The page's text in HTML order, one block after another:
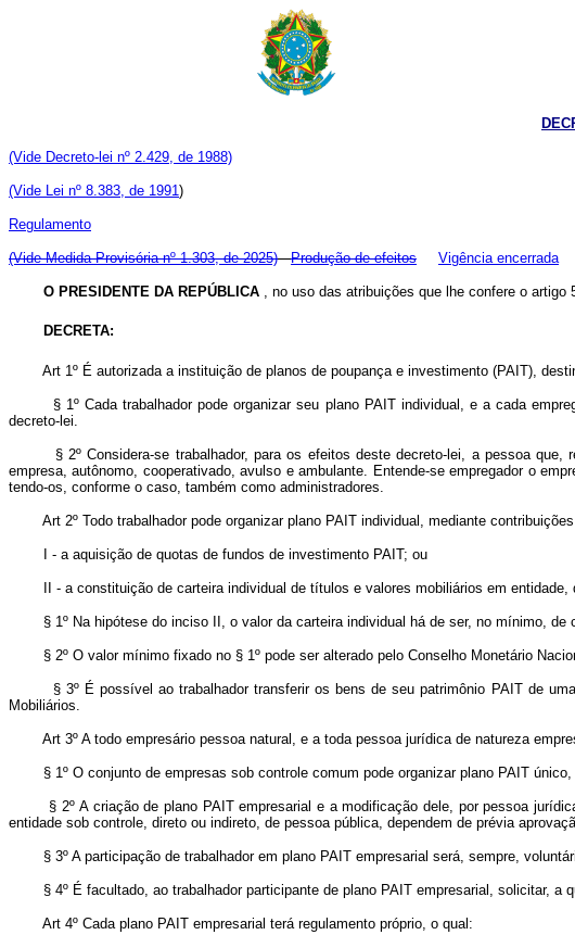
(Vide Decreto-lei nº 2.429, de 1988)
(Vide Lei nº 8.383, de 1991)
Regulamento
(Vide Medida Provisória nº 1.303, de 2025) Produção de efeitos Vigência encerrada
O PRESIDENTE DA REPÚBLICA , no uso das atribuições que lhe confere o artigo
DECRETA:
Art 1º É autorizada a instituição de planos de poupança e investimento (PAIT),
§ 1º Cada trabalhador pode organizar seu plano PAIT individual, e a cada
decreto-lei.
§ 2º Considera-se trabalhador, para os efeitos deste decreto-lei, a pessoa que,
empresa, autônomo, cooperativado, avulso e ambulante. Entende-se empregador o
tendo-os, conforme o caso, também como administradores.
Art 2º Todo trabalhador pode organizar plano PAIT individual, mediante
I - a aquisição de quotas de fundos de investimento PAIT; ou
II - a constituição de carteira individual de títulos e valores mobiliários em entidade,
§ 1º Na hipótese do inciso II, o valor da carteira individual há de ser, no mínimo, de
§ 2º O valor mínimo fixado no § 1º pode ser alterado pelo Conselho Monetário
§ 3º É possível ao trabalhador transferir os bens de seu patrimônio PAIT de uma
Mobiliários.
Art 3º A todo empresário pessoa natural, e a toda pessoa jurídica de natureza
§ 1º O conjunto de empresas sob controle comum pode organizar plano PAIT único,
§ 2º A criação de plano PAIT empresarial e a modificação dele, por pessoa
entidade sob controle, direto ou indireto, de pessoa pública, dependem de prévia
§ 3º A participação de trabalhador em plano PAIT empresarial será, sempre,
§ 4º É facultado, ao trabalhador participante de plano PAIT empresarial, solicitar, a
Art 4º Cada plano PAIT empresarial terá regulamento próprio, o qual: